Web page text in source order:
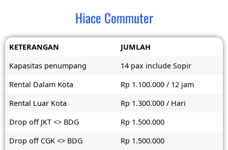
Hiace Commuter
KETERANGAN
JUMLAH
Kapasitas penumpang
14 pax include Sopir
Rental Dalam Kota
Rp 1.100.000 / 12 jam
Rental Luar Kota
Rp 1.300.000 / Hari
Drop off JKT <> BDG
Rp 1.500.000
Drop off CGK <> BDG
Rp 1.500.000